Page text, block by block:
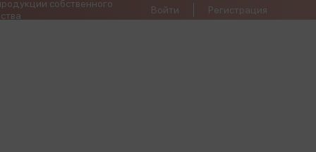
собственного
Войти Регистрация